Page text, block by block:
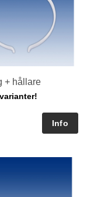
+ hållare